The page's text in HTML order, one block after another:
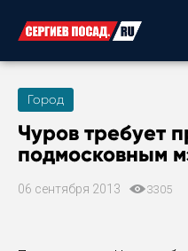
Город
Чуров требует
подмосковным
06 сентября 2013 3305